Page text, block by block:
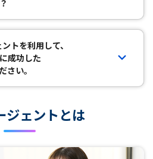
トを利用して、
成功した
さい。
ジェントとは